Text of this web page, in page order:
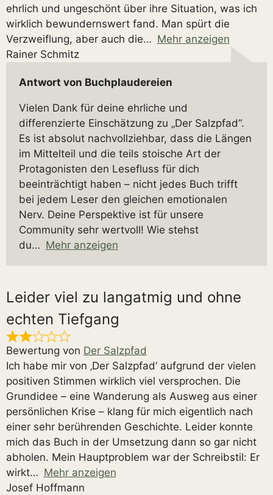
ehrlich und ungeschönt über ihre Situation, was ich
wirklich bewundernswert fand. Man spürt die
Verzweiflung, aber auch die
Mehr anzeigen
Rainer Schmitz
Antwort von Buchplaudereien
Vielen Dank für deine ehrliche und
differenzierte Einschätzung zu „Der Salzpfad“.
Es ist absolut nachvollziehbar, dass die Längen
im Mittelteil und die teils stoische Art der
Protagonisten den Lesefluss für dich
beeinträchtigt haben – nicht jedes Buch trifft
bei jedem Leser den gleichen emotionalen
Nerv. Deine Perspektive ist für unsere
Community sehr wertvoll! Wie stehst
du
Mehr anzeigen
Leider viel zu langatmig und ohne
echten Tiefgang
Bewertung von Der Salzpfad
Ich habe mir von ‚Der Salzpfad‘ aufgrund der vielen
positiven Stimmen wirklich viel versprochen. Die
Grundidee – eine Wanderung als Ausweg aus einer
persönlichen Krise – klang für mich eigentlich nach
einer sehr berührenden Geschichte. Leider konnte
mich das Buch in der Umsetzung dann so gar nicht
abholen. Mein Hauptproblem war der Schreibstil: Er
wirkt
Mehr anzeigen
Josef Hoffmann